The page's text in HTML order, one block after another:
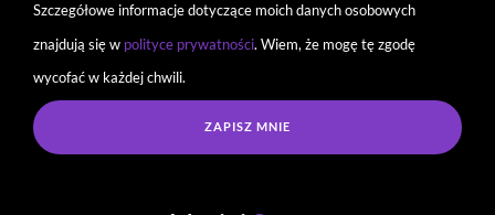
Szczegółowe informacje dotyczące moich danych osobowych
znajdują się w polityce prywatności. Wiem, że mogę tę zgodę
wycofać w każdej chwili.
ZAPISZ MNIE